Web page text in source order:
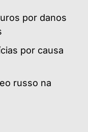
por danos
por causa
russo na